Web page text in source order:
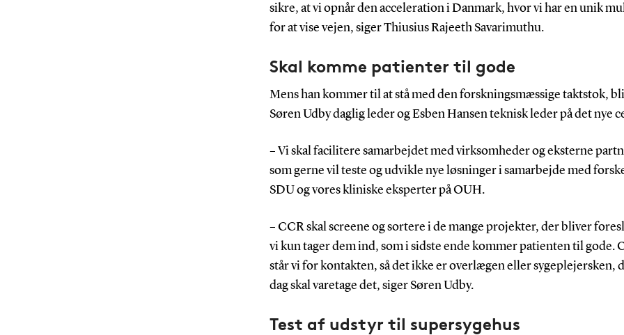
sikre, at vi opnår den acceleration i Danmark, hvor vi har en unik
for at vise vejen, siger Thiusius Rajeeth Savarimuthu.
Skal komme patienter til gode
Mens han kommer til at stå med den forskningsmæssige taktstok,
Søren Udby daglig leder og Esben Hansen teknisk leder på det nye
– Vi skal facilitere samarbejdet med virksomheder og eksterne
som gerne vil teste og udvikle nye løsninger i samarbejde med
SDU og vores kliniske eksperter på OUH.
– CCR skal screene og sortere i de mange projekter, der bliver
vi kun tager dem ind, som i sidste ende kommer patienten til gode.
står vi for kontakten, så det ikke er overlægen eller sygeplejersken,
dag skal varetage det, siger Søren Udby.
Test af udstyr til supersygehus